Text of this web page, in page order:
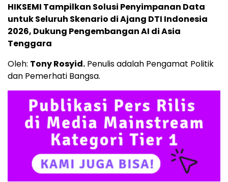
HIKSEMI Tampilkan Solusi Penyimpanan Data
untuk Seluruh Skenario di Ajang DTI Indonesia
2026, Dukung Pengembangan AI di Asia
Tenggara
Oleh: Tony Rosyid. Penulis adalah Pengamat Politik
dan Pemerhati Bangsa.